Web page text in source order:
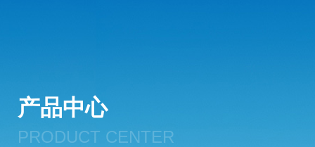
产品中心
PRODUCT CENTER